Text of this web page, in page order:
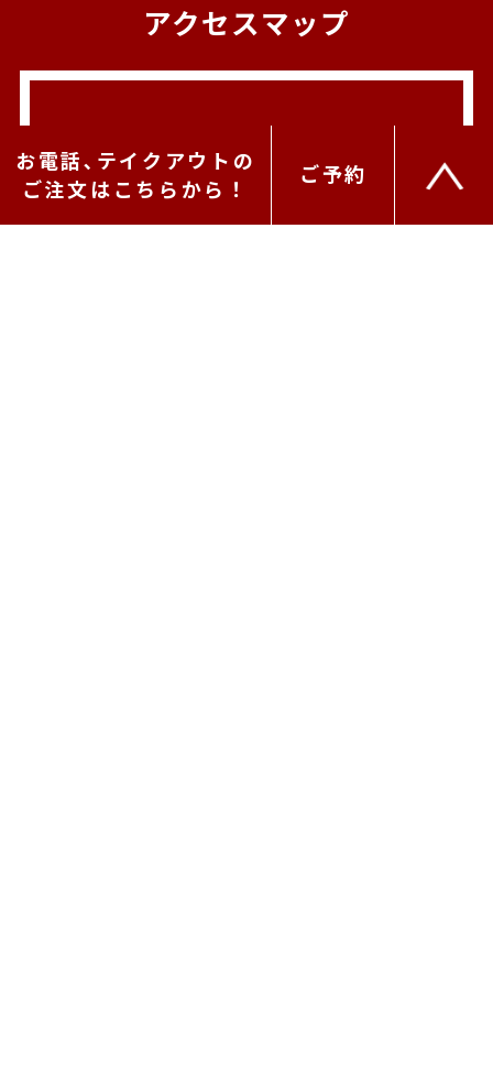
アクセスマップ
お電話､テイクアウトの
ご注文はこちらから！
ご予約